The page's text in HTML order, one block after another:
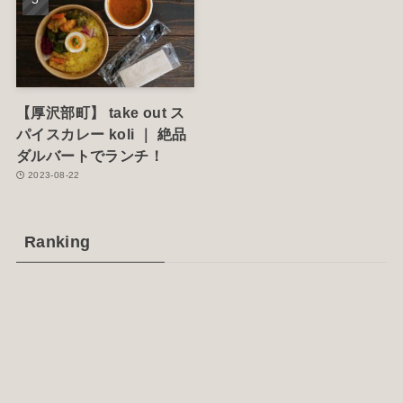
【厚沢部町】 take out ス
パイスカレー koli ｜ 絶品
ダルバートでランチ！
2023-08-22
Ranking